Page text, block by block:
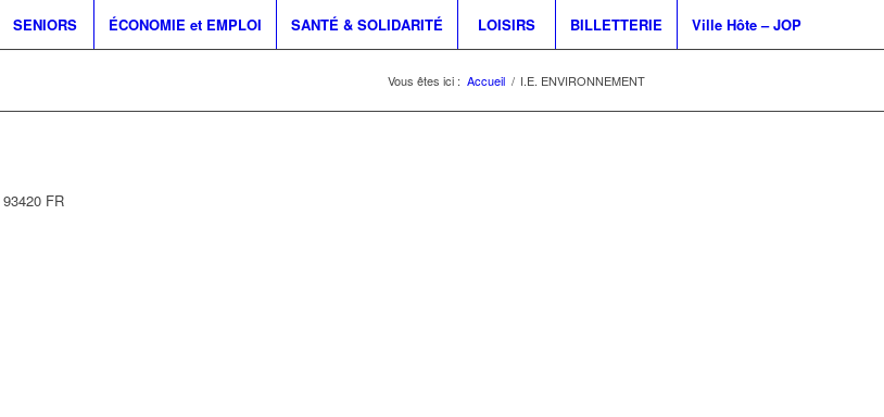
SENIORS ÉCONOMIE et EMPLOI SANTÉ & SOLIDARITÉ LOISIRS BILLETTERIE Ville Hôte – JOP
Vous êtes ici : Accueil / I.E. ENVIRONNEMENT
93420 FR